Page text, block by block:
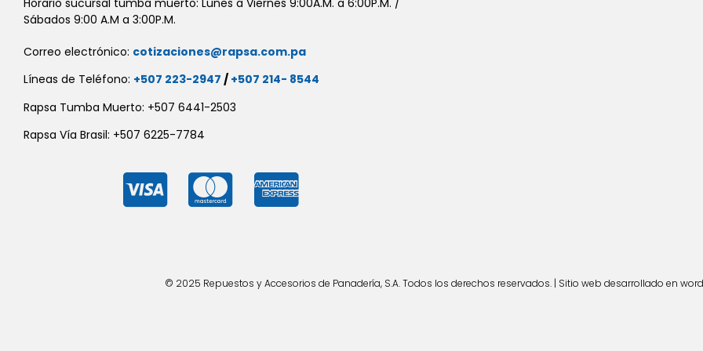
Sábados 9:00 A.M a 3:00P.M.
Correo electrónico: cotizaciones@rapsa.com.pa
Líneas de Teléfono: +507 223-2947 / +507 214- 8544
Rapsa Tumba Muerto: +507 6441-2503
Rapsa Vía Brasil: +507 6225-7784
© 2025 Repuestos y Accesorios de Panadería, S.A. Todos los derechos reservados. | Sitio web desarrollado en